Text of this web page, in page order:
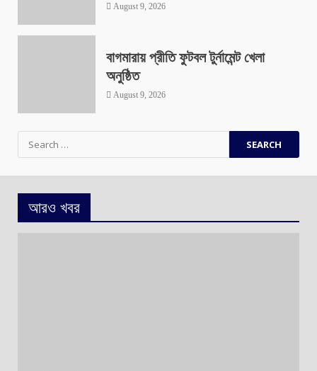
August 9, 2026
বাগমারায় প্রীতি ফুটবল টুর্নামেন্ট খেলা
অনুষ্ঠিত
August 9, 2026
for:
আরও খবর